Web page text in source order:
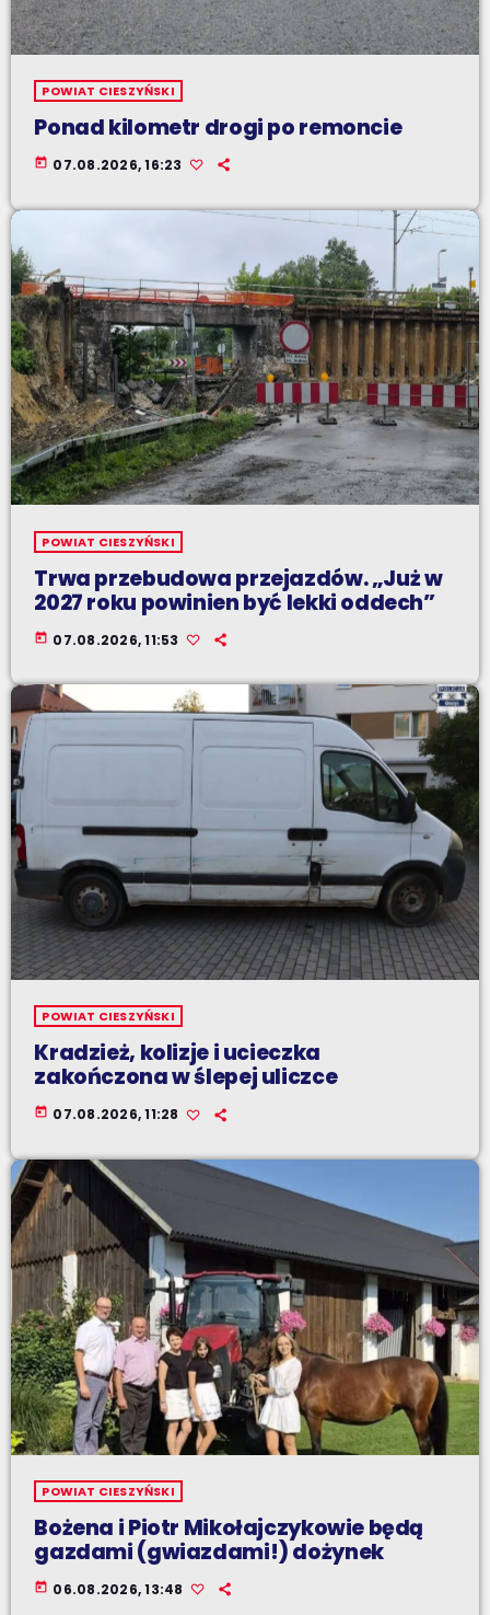
POWIAT CIESZYŃSKI
Ponad kilometr drogi po remoncie
today 07.08.2026, 16:23
POWIAT CIESZYŃSKI
Trwa przebudowa przejazdów. „Już w
2027 roku powinien być lekki oddech”
today 07.08.2026, 11:53
POWIAT CIESZYŃSKI
Kradzież, kolizje i ucieczka
zakończona w ślepej uliczce
today 07.08.2026, 11:28
POWIAT CIESZYŃSKI
Bożena i Piotr Mikołajczykowie będą
gazdami (gwiazdami!) dożynek
today 06.08.2026, 13:48